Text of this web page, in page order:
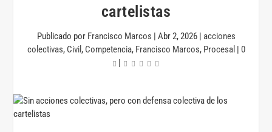
cartelistas
Publicado por Francisco Marcos | Abr 2, 2026| acciones
colectivas, Civil , Competencia, Francisco Marcos, Procesal | 0
|